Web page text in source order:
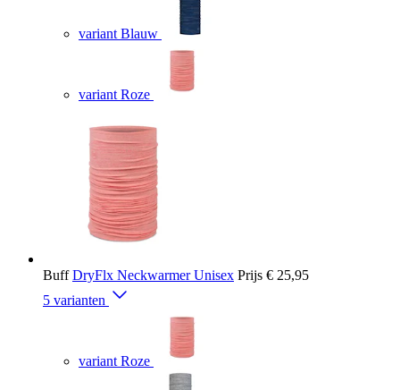
variant Blauw
variant Roze
Buff DryFlx Neckwarmer Unisex Prijs € 25,95
5 varianten
variant Roze